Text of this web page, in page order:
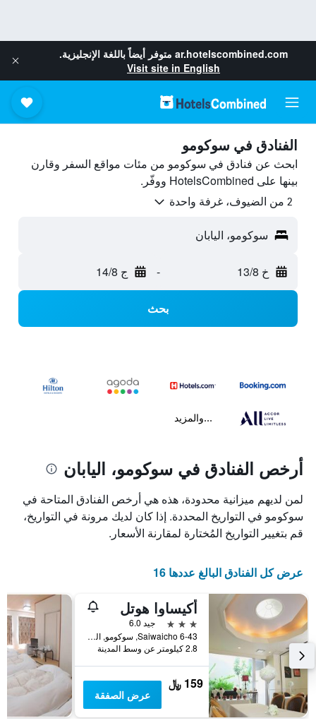
ar.hotelscombined.com متوفر أيضاً باللغة الإنجليزية.
Visit site in English
الفنادق في سوكومو
ابحث عن فنادق في سوكومو من مئات مواقع السفر وقارن
بينها على HotelsCombined ووفّر.
2 من الضيوف، غرفة واحدة
سوكومو، اليابان
خ 13/8 - ج 14/8
بحث
...والمزيد
أرخص الفنادق في سوكومو، اليابان
لمن لديهم ميزانية محدودة، هذه هي أرخص الفنادق المتاحة في
سوكومو في التواريخ المحددة. إذا كان لديك مرونة في التواريخ،
قم بتغيير التواريخ المُختارة لمقارنة الأسعار.
عرض كل الفنادق البالغ عددها 16
أكيساوا هوتل
3 نجوم
جيد 6.0
6-43 Saiwaicho, سوكومو, اليابان
2.8 كيلومتر عن وسط المدينة
159 ﷼
عرض الصفقة